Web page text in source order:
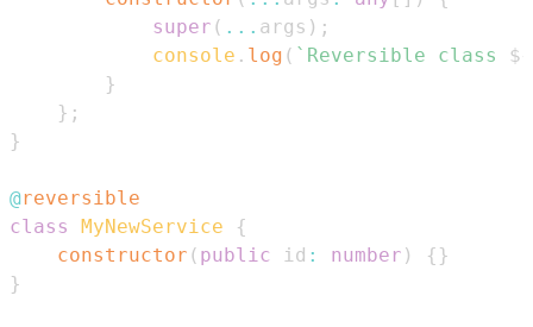
super ( ... args ) ;
console . log ( ` Reversible class
${
}
} ;
}
@reversible
class
MyNewService
{
constructor ( public id : number ) { }
}